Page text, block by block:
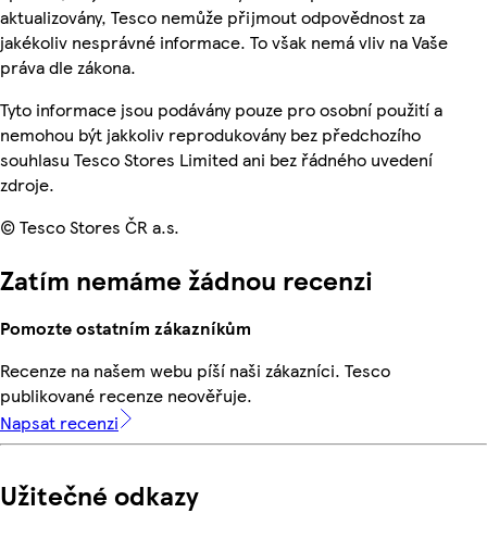
aktualizovány, Tesco nemůže přijmout odpovědnost za
jakékoliv nesprávné informace. To však nemá vliv na Vaše
práva dle zákona.
Tyto informace jsou podávány pouze pro osobní použití a
nemohou být jakkoliv reprodukovány bez předchozího
souhlasu Tesco Stores Limited ani bez řádného uvedení
zdroje.
© Tesco Stores ČR a.s.
Zatím nemáme žádnou recenzi
Pomozte ostatním zákazníkům
Recenze na našem webu píší naši zákazníci. Tesco
publikované recenze neověřuje.
Napsat recenzi
Užitečné odkazy